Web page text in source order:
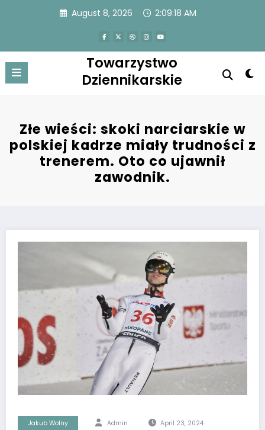
August 8, 2026 2:09:18 AM
Towarzystwo
Dziennikarskie
Złe wieści: skoki narciarskie w
polskiej kadrze miały trudności z
trenerem. Oto co ujawnił
zawodnik.
Jakub Wolny Admin April 23, 2024